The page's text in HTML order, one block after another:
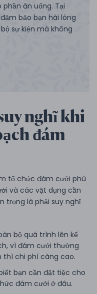
ăn uống. Tại
bảo bạn hài lòng
sự kiện mà không
nghĩ khi
đám
tổ chức đám cưới phù
và các vật dụng cần
trọng là phải suy nghĩ
bộ quá trình lên kế
vì đám cưới thường
thì chi phí càng cao.
bạn cần đặt tiệc cho
đám cưới ở đâu.